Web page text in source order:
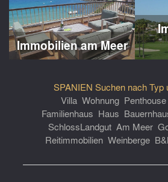
Immobilien am Meer
SPANIEN Suchen nach Typ
Villa Wohnung Penthouse
Familienhaus Haus
SchlossLandgut Am Meer
Reitimmobilien Weinberge